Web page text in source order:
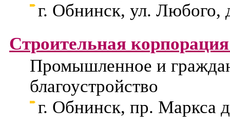
г. Обнинск, ул. Любого,
Строительная
Промышленное и
благоустройство
г. Обнинск, пр. Маркса